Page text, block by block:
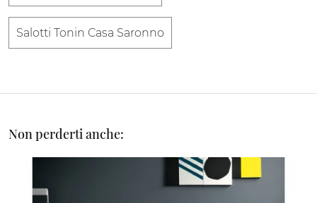
Salotti Tonin Casa Saronno
Non perderti anche: